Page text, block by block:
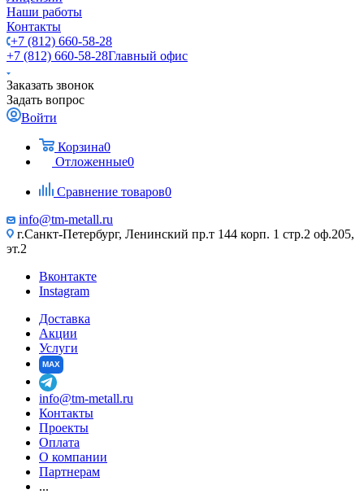
Наши работы
Контакты
+7 (812) 660-58-28
+7 (812) 660-58-28Главный офис
Заказать звонок
Задать вопрос
Войти
Корзина0
Отложенные0
Сравнение товаров0
info@tm-metall.ru
г.Санкт-Петербург, Ленинский пр.т 144 корп. 1 стр.2 оф.205,
эт.2
Вконтакте
Instagram
Доставка
Акции
Услуги
MAX
info@tm-metall.ru
Контакты
Проекты
Оплата
О компании
Партнерам
...